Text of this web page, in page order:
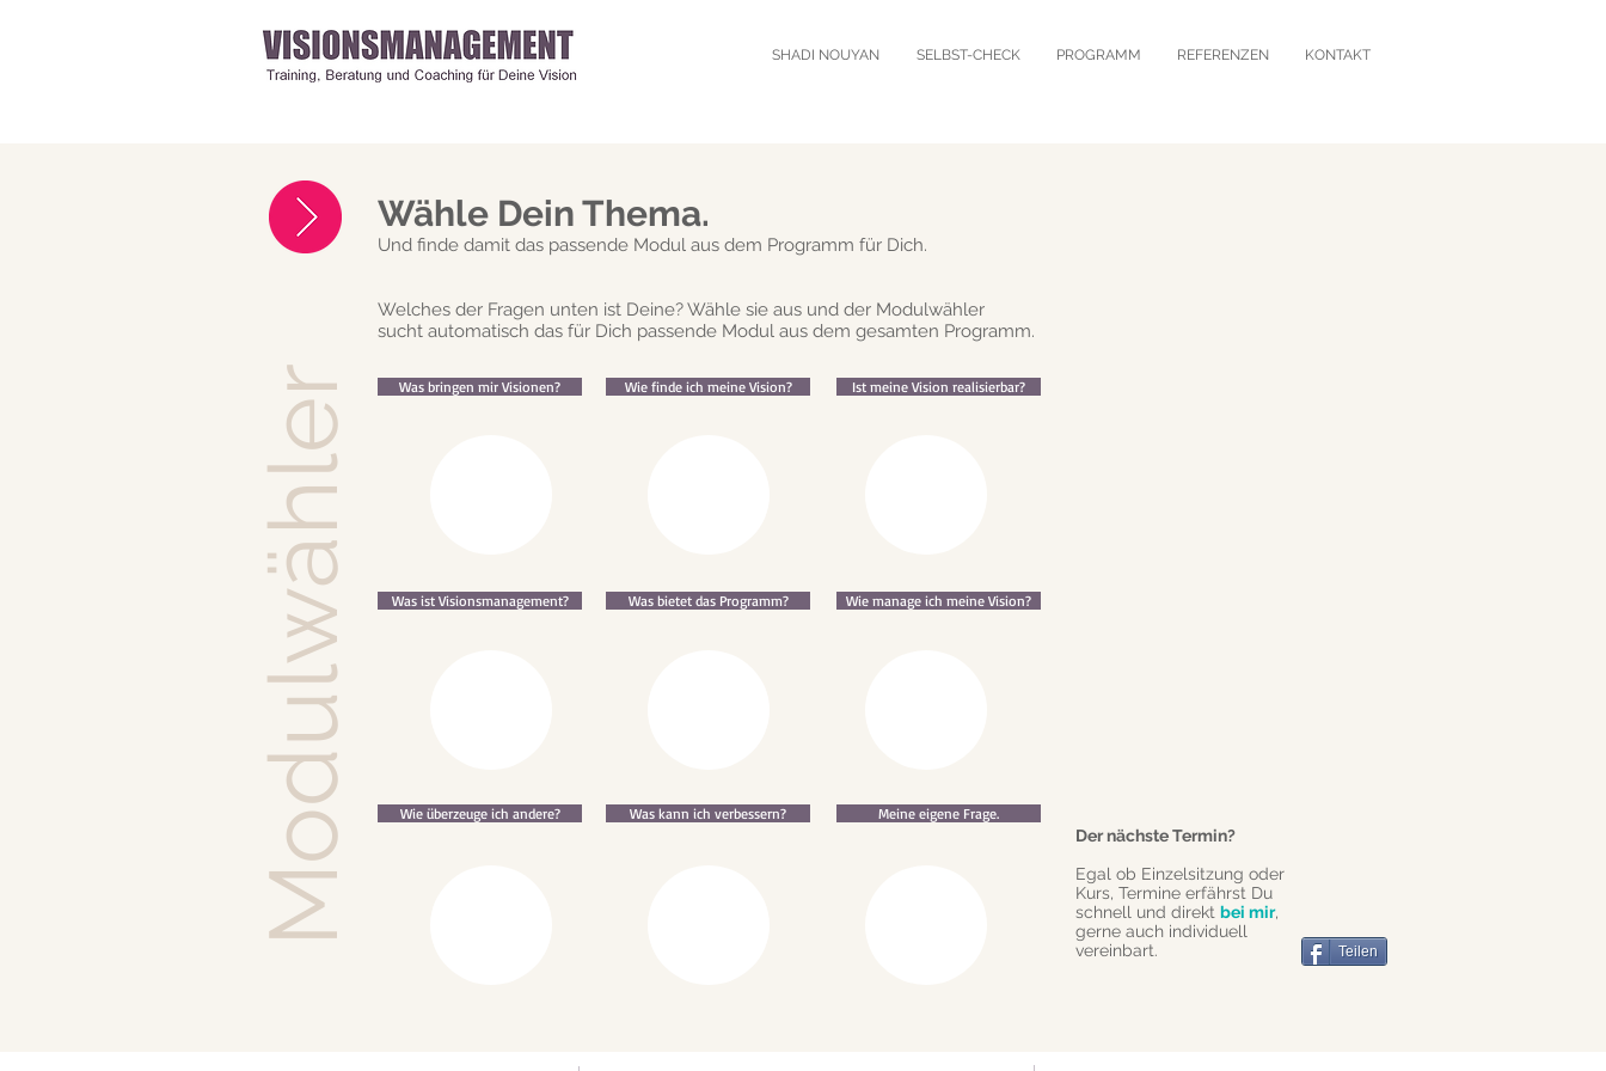
SHADI NOUYAN SELBST-CHECK PROGRAMM REFERENZEN KONTAKT
Wähle Dein Thema.
Und finde damit das passende Modul aus dem Programm für Dich.
Welches der Fragen unten ist Deine? Wähle sie aus und der Modulwähler
sucht automatisch das für Dich passende Modul aus dem gesamten Programm.
Was bringen mir Visionen? Wie finde ich meine Vision? Ist meine Vision realisierbar?
Was ist Visionsmanagement? Was bietet das Programm? Wie manage ich meine Vision?
Wie überzeuge ich andere? Was kann ich verbessern? Meine eigene Frage.
Modulwähler
Der nächste Termin?
Egal ob Einzelsitzung oder
Kurs, Termine erfährst Du
schnell und direkt bei mir,
gerne auch individuell
vereinbart.
Teilen